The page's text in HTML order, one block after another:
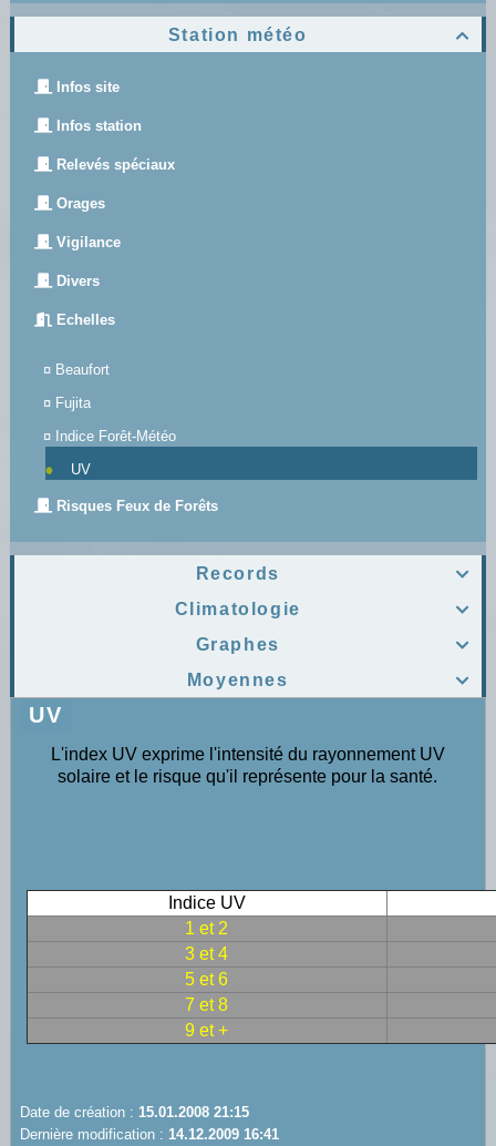

Station météo
Infos site
Infos station
Relevés spéciaux
Orages
Vigilance
Divers
Echelles
¤ Beaufort
¤ Fujita
¤ Indice Forêt-Météo
UV
Risques Feux de Forêts

Records

Climatologie

Graphes

Moyennes
UV
L'index UV exprime l'intensité du rayonnement UV
solaire et le risque qu'il représente pour la santé.
Indice UV
1 et 2
3 et 4
5 et 6
7 et 8
9 et +
Date de création : 15.01.2008 21:15
Dernière modification : 14.12.2009 16:41